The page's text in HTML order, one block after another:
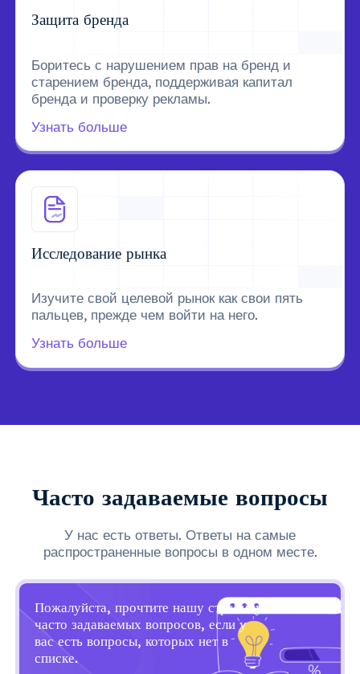
Защита бренда
Боритесь с нарушением прав на бренд и
старением бренда, поддерживая капитал
бренда и проверку рекламы.
Узнать больше
Исследование рынка
Изучите свой целевой рынок как свои пять
пальцев, прежде чем войти на него.
Узнать больше
Часто задаваемые вопросы
У нас есть ответы. Ответы на самые
распространенные вопросы в одном месте.
Пожалуйста, прочтите нашу страницу
часто задаваемых вопросов, если у
вас есть вопросы, которых нет в
списке.